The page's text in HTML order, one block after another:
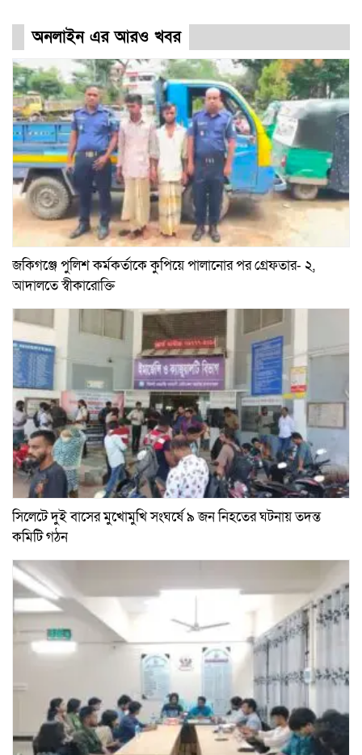
অনলাইন এর আরও খবর
জকিগঞ্জে পুলিশ কর্মকর্তাকে কুপিয়ে পালানোর পর গ্রেফতার- ২,
আদালতে স্বীকারোক্তি
সিলেটে দুই বাসের মুখোমুখি সংঘর্ষে ৯ জন নিহতের ঘটনায় তদন্ত
কমিটি গঠন